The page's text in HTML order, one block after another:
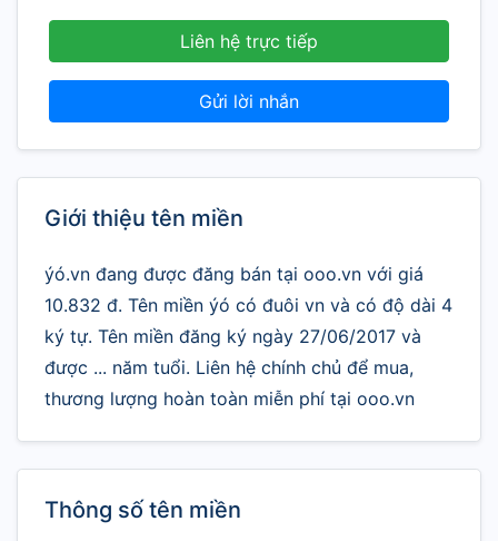
Liên hệ trực tiếp
Gửi lời nhắn
Giới thiệu tên miền
ýó.vn đang được đăng bán tại ooo.vn với giá
10.832 đ. Tên miền ýó có đuôi vn và có độ dài 4
ký tự. Tên miền đăng ký ngày 27/06/2017 và
được ... năm tuổi. Liên hệ chính chủ để mua,
thương lượng hoàn toàn miễn phí tại ooo.vn
Thông số tên miền